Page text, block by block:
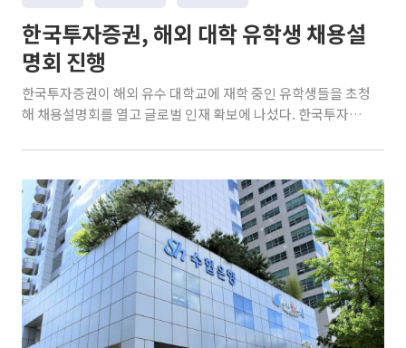
한국투자증권, 해외 대학 유학생 채용설
명회 진행
한국투자증권이 해외 유수 대학교에 재학 중인 유학생들을 초청
해 채용설명회를 열고 글로벌 인재 확보에 나섰다. 한국투자증
용설명회 'KIS Chat in Seoul'을 개최했다고 6일 밝혔다. 이번
설명회는 여름방학을 맞아 귀국한 유학생들에게 국내 증권업계
현황과 한국투자증권을 소